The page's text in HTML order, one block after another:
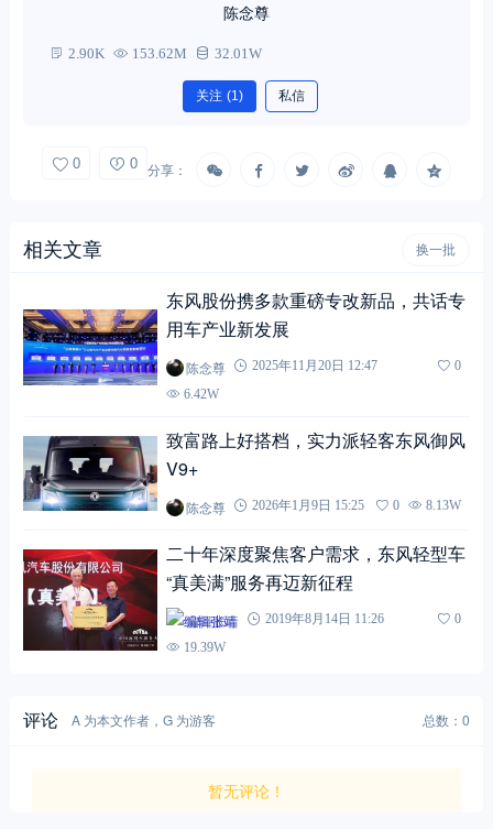
陈念尊
2.90K 153.62M 32.01W
关注 (1) 私信
0 0 分享：
相关文章 换一批
东风股份携多款重磅专改新品，共话专
用车产业新发展
陈念尊 2025年11月20日 12:47
0
6.42W
致富路上好搭档，实力派轻客东风御风
V9+
陈念尊 2026年1月9日 15:25 0 8.13W
二十年深度聚焦客户需求，东风轻型车
“真美满”服务再迈新征程
编辑张靖 2019年8月14日 11:26
0
19.39W
评论 A 为本文作者，G 为游客 总数：0
暂无评论！